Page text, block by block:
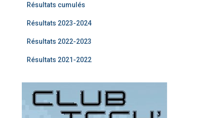
Résultats cumulés
Résultats 2023-2024
Résultats 2022-2023
Résultats 2021-2022